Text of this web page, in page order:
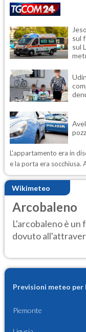
sul
sul
L'appartamento era in
e la porta era socchiusa.
Wikimeteo
Arcobaleno
L'arcobaleno è
dovuto
Previsioni meteo
Piemonte